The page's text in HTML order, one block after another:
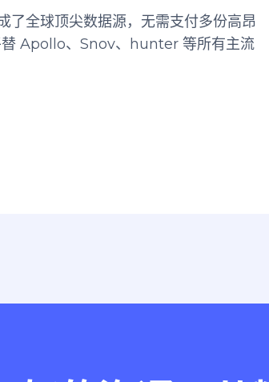
全球顶尖数据源，无需支付多份高昂
替 Apollo、Snov、hunter 等所有主流